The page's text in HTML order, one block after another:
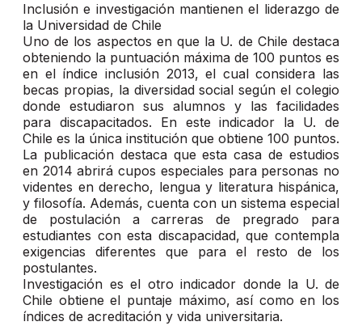
Inclusión e investigación mantienen el liderazgo de
la Universidad de Chile
Uno de los aspectos en que la U. de Chile destaca
obteniendo la puntuación máxima de 100 puntos es
en el índice inclusión 2013, el cual considera las
becas propias, la diversidad social según el colegio
donde estudiaron sus alumnos y las facilidades
para discapacitados. En este indicador la U. de
Chile es la única institución que obtiene 100 puntos.
La publicación destaca que esta casa de estudios
en 2014 abrirá cupos especiales para personas no
videntes en derecho, lengua y literatura hispánica,
y filosofía. Además, cuenta con un sistema especial
de postulación a carreras de pregrado para
estudiantes con esta discapacidad, que contempla
exigencias diferentes que para el resto de los
postulantes.
Investigación es el otro indicador donde la U. de
Chile obtiene el puntaje máximo, así como en los
índices de acreditación y vida universitaria.